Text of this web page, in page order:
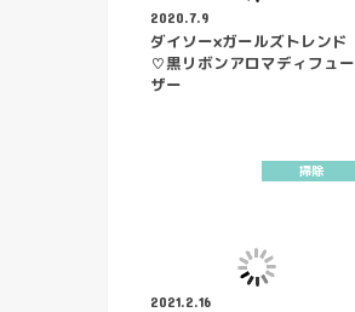
2020.7.9
ダイソー×ガールズトレンド
♡黒リボンアロマディフュー
ザー
掃除
2021.2.16